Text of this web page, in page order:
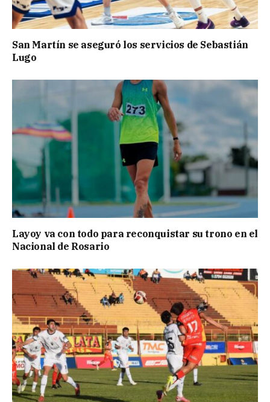
San Martín se aseguró los servicios de Sebastián
Lugo
Layoy va con todo para reconquistar su trono en el
Nacional de Rosario